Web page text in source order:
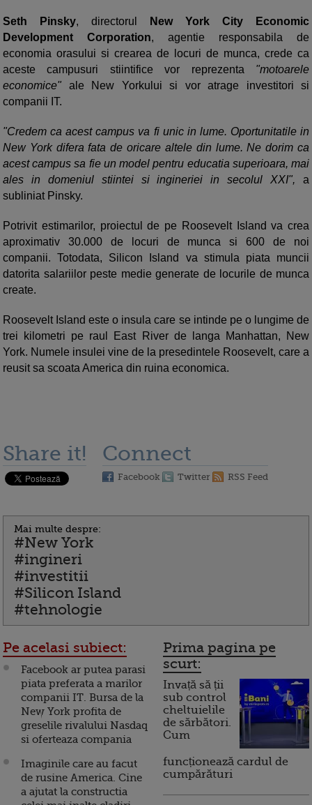
Seth Pinsky, directorul
New York City Economic
Development Corporation, agentie responsabila de
economia orasului si crearea de locuri de munca, crede ca
aceste campusuri stiintifice vor reprezenta "motoarele
economice" ale New Yorkului si vor atrage investitori si
companii IT.
"Credem ca acest campus va fi unic in lume. Oportunitatile in
New York difera fata de oricare altele din lume. Ne dorim ca
acest campus sa fie un model pentru educatia superioara, mai
ales in domeniul stiintei si ingineriei in secolul XXI", a
subliniat Pinsky.
Potrivit estimarilor, proiectul de pe Roosevelt Island va crea
aproximativ 30.000 de locuri de munca si 600 de noi
companii. Totodata, Silicon Island va stimula piata muncii
datorita salariilor peste medie generate de locurile de munca
create.
Roosevelt Island este o insula care se intinde pe o lungime de
trei kilometri pe raul East River de langa Manhattan, New
York. Numele insulei vine de la presedintele Roosevelt, care a
reusit sa scoata America din ruina economica.
Share it! Connect
Facebook Twitter RSS Feed
Mai multe despre:
#New York
#ingineri
#investitii
#Silicon Island
#tehnologie
Pe acelasi subiect:
Facebook ar putea parasi
piata preferata a marilor
companii IT. Bursa de la
New York profita de
greselile rivalului Nasdaq
si oferteaza compania
Imaginile care au facut
de rusine America. Cine
a ajutat la constructia
Prima pagina pe
scurt:
Invață să ții
sub control
cheltuielile
de sărbători.
Cum
funcționează cardul de
cumpărături